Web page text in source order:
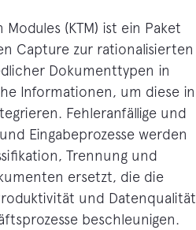
(KTM) ist ein Paket
Capture zur rationalisierten
Dokumenttypen in
Informationen, um diese in
Fehleranfällige und
Eingabeprozesse werden
Trennung und
ersetzt, die die
und Datenqualität
beschleunigen.